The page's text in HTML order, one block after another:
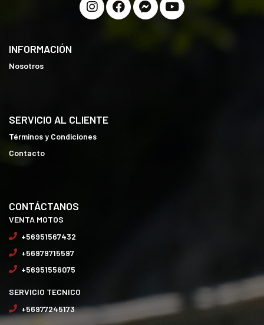
INFORMACIÓN
Nosotros
SERVICIO AL CLIENTE
Términos y Condiciones
Contacto
CONTÁCTANOS
VENTA MOTOS
+56951567432
+56979715597
+56951556075
SERVICIO TECNICO
+56977245173